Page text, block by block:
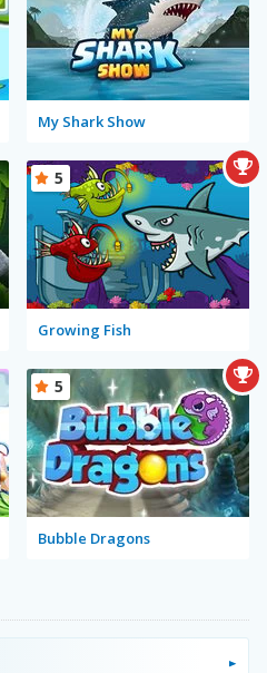
My Shark Show
Growing Fish
5
Bubble Dragons
5